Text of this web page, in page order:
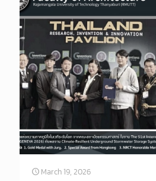
March 19, 2026